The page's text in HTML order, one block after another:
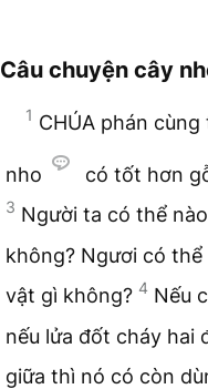
Câu chuyện cây
1 CHÚA phán cùng
nho có tốt hơn
3 Người ta có thể
không? Ngươi có
vật gì không? 4 Nếu
nếu lửa đốt cháy hai
giữa thì nó có còn